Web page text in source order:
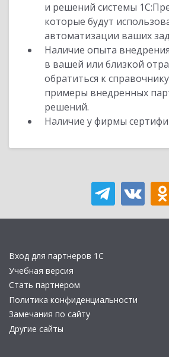
и решений системы
которые будут
автоматизации ваших
Наличие опыта
в вашей или близкой
обратиться к
примеры внедренных
решений.
Наличие у фирмы
Вход для партнеров 1С
Учебная версия
Стать партнером
Политика конфиденциальности
Замечания по сайту
Другие сайты